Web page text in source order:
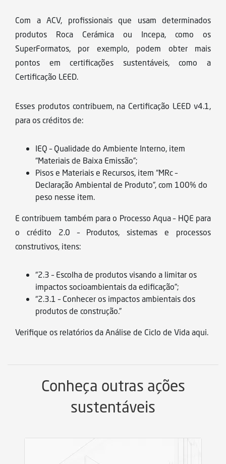
Com a ACV, profissionais que usam determinados
produtos Roca Cerámica ou Incepa, como os
SuperFormatos, por exemplo, podem obter mais
pontos em certificações sustentáveis, como a
Certificação LEED.
Esses produtos contribuem, na Certificação LEED v4.1,
para os créditos de:
IEQ – Qualidade do Ambiente Interno, item
“Materiais de Baixa Emissão”;
Pisos e Materiais e Recursos, item “MRc –
Declaração Ambiental de Produto”, com 100% do
peso nesse item.
E contribuem também para o Processo Aqua – HQE para
o crédito 2.0 – Produtos, sistemas e processos
construtivos, itens:
“2.3 – Escolha de produtos visando a limitar os
impactos socioambientais da edificação”;
“2.3.1 – Conhecer os impactos ambientais dos
produtos de construção.”
Verifique os relatórios da Análise de Ciclo de Vidaaqui.
Conheça outras ações
sustentáveis